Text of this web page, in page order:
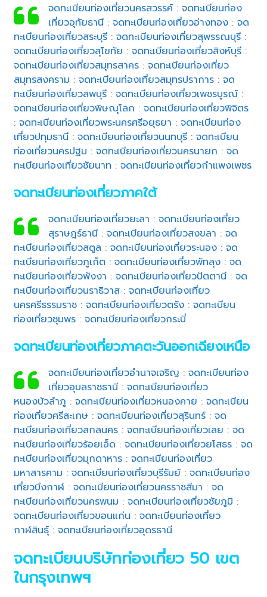
จดทะเบียนท่องเที่ยวนครสวรรค์: จดทะเบียนท่อง
เที่ยวอุทัยธานี: จดทะเบียนท่องเที่ยวอ่างทอง: จด
ทะเบียนท่องเที่ยวสระบุรี :จดทะเบียนท่องเที่ยวสุพรรณบุรี :
จดทะเบียนท่องเที่ยวสุโขทัย :จดทะเบียนท่องเที่ยวสิงห์บุรี :
จดทะเบียนท่องเที่ยวสมุทรสาคร :จดทะเบียนท่องเที่ยว
สมุทรสงคราม :จดทะเบียนท่องเที่ยวสมุทรปราการ :จด
ทะเบียนท่องเที่ยวลพบุรี :จดทะเบียนท่องเที่ยวเพชรบูรณ์ :
จดทะเบียนท่องเที่ยวพิษณุโลก :จดทะเบียนท่องเที่ยวพิจิตร
:จดทะเบียนท่องเที่ยวพระนครศรีอยุธยา :จดทะเบียนท่อง
เที่ยวปทุมธานี :จดทะเบียนท่องเที่ยวนนทบุรี :จดทะเบียน
ท่องเที่ยวนครปฐม :จดทะเบียนท่องเที่ยวนครนายก :จด
ทะเบียนท่องเที่ยวชัยนาท :จดทะเบียนท่องเที่ยวกำแพงเพชร
จดทะเบียนท่องเที่ยวภาคใต้
จดทะเบียนท่องเที่ยวยะลา : จดทะเบียนท่องเที่ยว
สุราษฎร์ธานี: จดทะเบียนท่องเที่ยวสงขลา : จด
ทะเบียนท่องเที่ยวสตูล :จดทะเบียนท่องเที่ยวระนอง :จด
ทะเบียนท่องเที่ยวภูเก็ต :จดทะเบียนท่องเที่ยวพัทลุง :จด
ทะเบียนท่องเที่ยวพังงา :จดทะเบียนท่องเที่ยวปัตตานี :จด
ทะเบียนท่องเที่ยวนราธิวาส :จดทะเบียนท่องเที่ยว
นครศรีธรรมราช :จดทะเบียนท่องเที่ยวตรัง :จดทะเบียน
ท่องเที่ยวชุมพร :จดทะเบียนท่องเที่ยวกระบี่
จดทะเบียนท่องเที่ยวภาคตะวันออกเฉียงเหนือ
จดทะเบียนท่องเที่ยวอำนาจเจริญ : จดทะเบียนท่อง
เที่ยวอุบลราชธานี: จดทะเบียนท่องเที่ยว
หนองบัวลำภู :จดทะเบียนท่องเที่ยวหนองคาย :จดทะเบียน
ท่องเที่ยวศรีสะเกษ :จดทะเบียนท่องเที่ยวสุรินทร์ :จด
ทะเบียนท่องเที่ยวสกลนคร :จดทะเบียนท่องเที่ยวเลย :จด
ทะเบียนท่องเที่ยวร้อยเอ็ด :จดทะเบียนท่องเที่ยวยโสธร :จด
ทะเบียนท่องเที่ยวมุกดาหาร :จดทะเบียนท่องเที่ยว
มหาสารคาม :จดทะเบียนท่องเที่ยวบุรีรัมย์ :จดทะเบียนท่อง
เที่ยวบึงกาฬ :จดทะเบียนท่องเที่ยวนครราชสีมา :จด
ทะเบียนท่องเที่ยวนครพนม :จดทะเบียนท่องเที่ยวชัยภูมิ :
จดทะเบียนท่องเที่ยวขอนแก่น :จดทะเบียนท่องเที่ยว
กาฬสินธุ์ :จดทะเบียนท่องเที่ยวอุดรธานี
จดทะเบียนบริษัทท่องเที่ยว 50 เขต
ในกรุงเทพฯ